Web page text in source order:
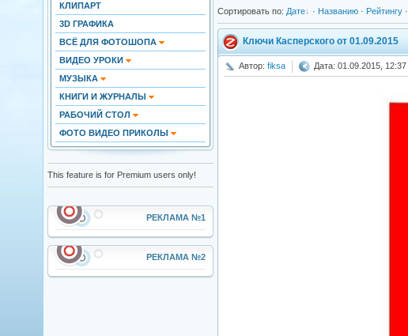
КЛИПАРТ
3D ГРАФИКА
ВСЁ ДЛЯ ФОТОШОПА
ВИДЕО УРОКИ
МУЗЫКА
КНИГИ И ЖУРНАЛЫ
РАБОЧИЙ СТОЛ
ФОТО ВИДЕО ПРИКОЛЫ
This feature is for Premium users only!
РЕКЛАМА №1
РЕКЛАМА №2
Сортировать по: Дате · Названию· Рейтингу·
Ключи Касперского от 01.09.2015
Автор: fiksa Дата: 01.09.2015, 12:37